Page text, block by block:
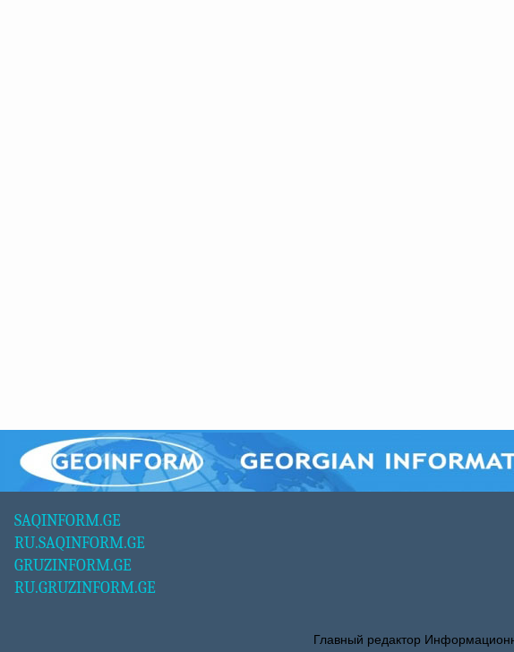
SAQINFORM.GE
RU.SAQINFORM.GE
GRUZINFORM.GE
RU.GRUZINFORM.GE
Главный редактор